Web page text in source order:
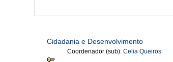
Cidadania e Desenvolvimento
Coordenador (sub):Celia Queiros